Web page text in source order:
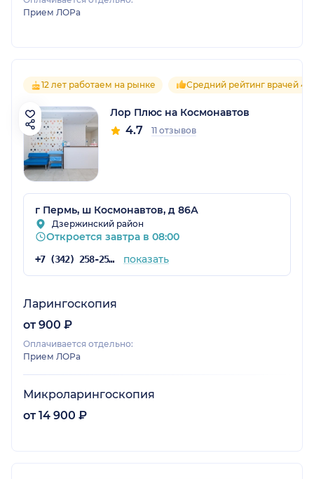
Прием ЛОРа
12 лет работаем на рынке Средний рейтинг врачей 4.7
Лор Плюс на Космонавтов
4.7 11 отзывов
г Пермь, ш Космонавтов, д 86А
Дзержинский район
Откроется завтра в 08:00
+7 (342) 258-25-88 показать
Ларингоскопия
от 900 ₽
Оплачивается отдельно:
Прием ЛОРа
Микроларингоскопия
от 14 900 ₽